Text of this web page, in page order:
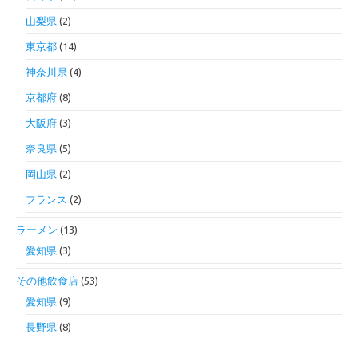
山梨県 (2)
東京都 (14)
神奈川県 (4)
京都府 (8)
大阪府 (3)
奈良県 (5)
岡山県 (2)
フランス (2)
ラーメン (13)
愛知県 (3)
その他飲食店 (53)
愛知県 (9)
長野県 (8)